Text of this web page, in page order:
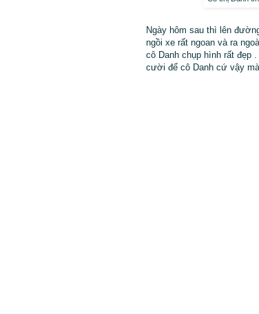
Ngày hôm sau thì lên
ngồi xe rất ngoan và ra
cô Danh chụp hình rất đẹp
cười để cô Danh cứ vậy